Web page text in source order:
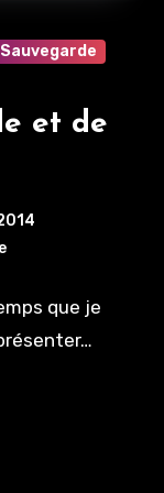
Sauvegarde
et de
que je